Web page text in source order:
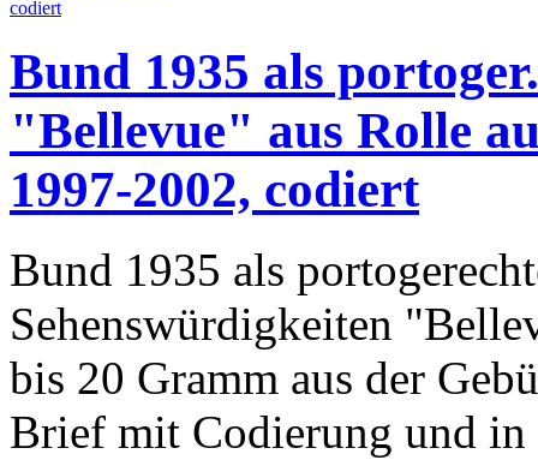
Bund 1935 als
"Bellevue" aus Rolle
1997-2002, codiert
Bund 1935 als
Sehenswürdigkeiten
bis 20 Gramm aus der
Brief mit Codierung und